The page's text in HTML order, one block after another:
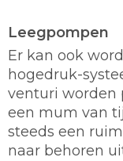
Leegpompen
Er kan ook
hogedruk-
venturi worden
een mum van
steeds een
naar behoren